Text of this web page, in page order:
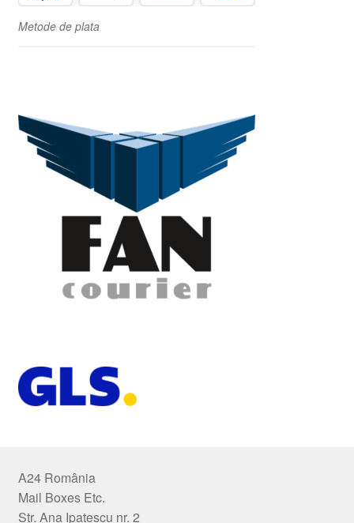
Metode de plata
A24 România
Mail Boxes Etc.
Str. Ana Ipatescu nr. 2